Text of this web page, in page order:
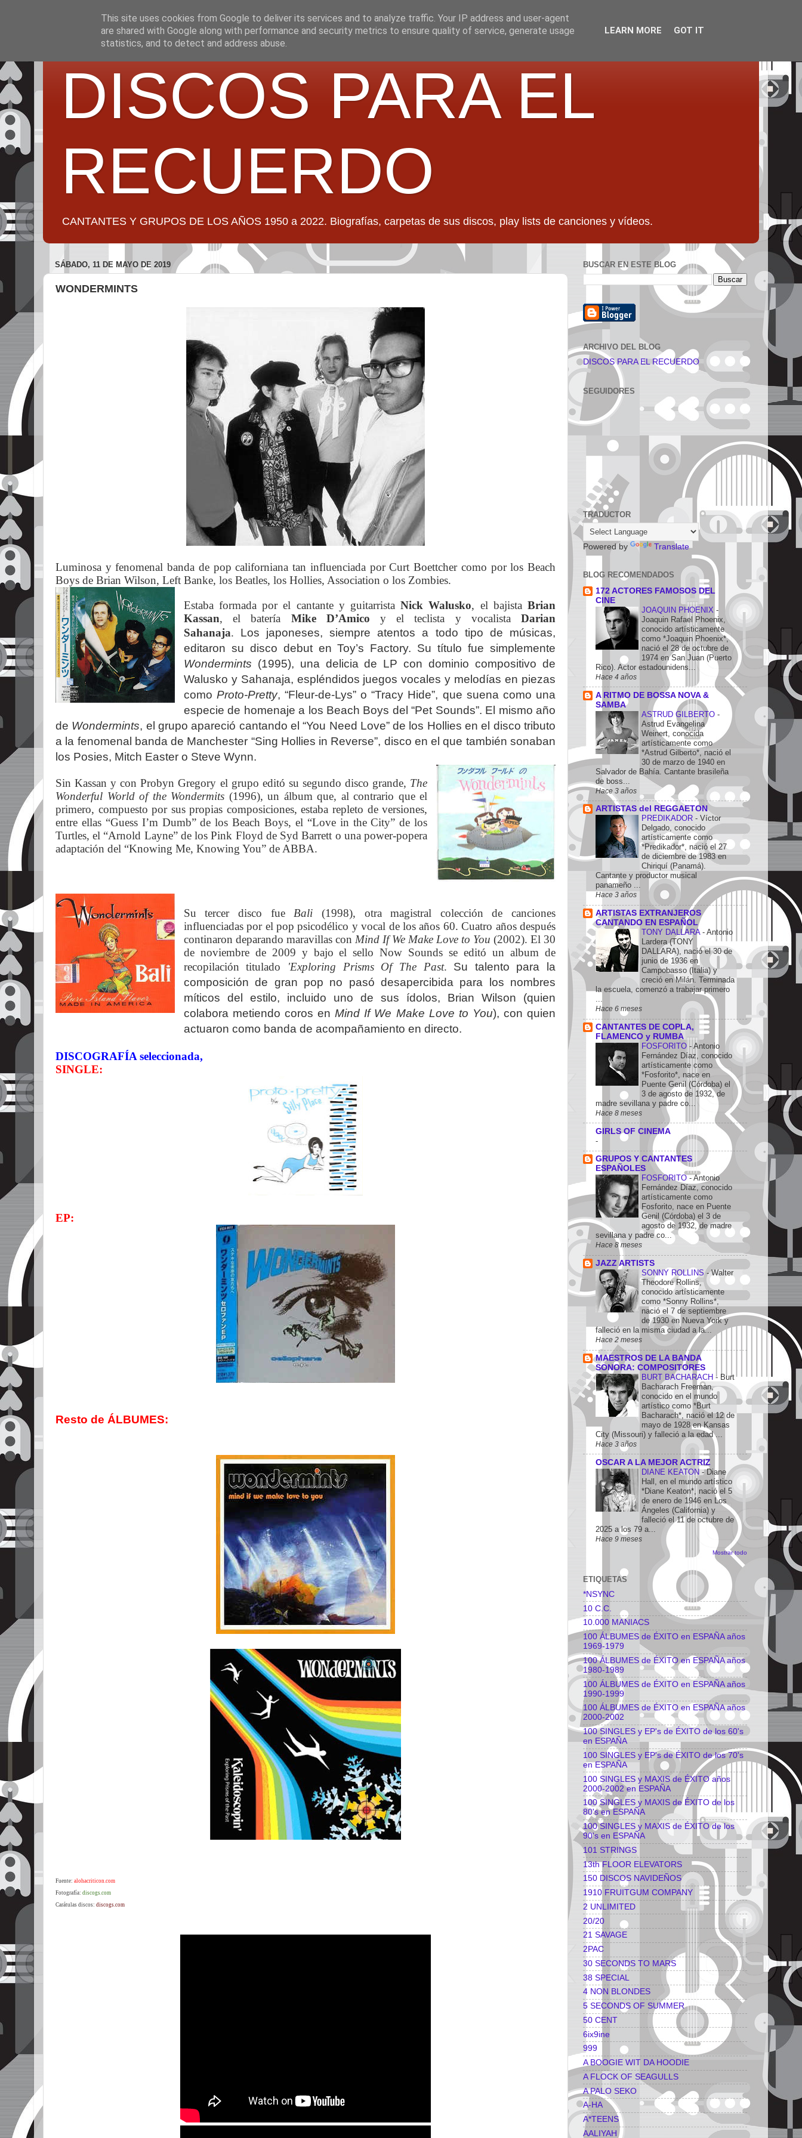
DISCOS PARA EL
RECUERDO
CANTANTES Y GRUPOS DE LOS AÑOS 1950 a 2022. Biografías, carpetas de sus discos, play lists de canciones y vídeos.
SÁBADO, 11 DE MAYO DE 2019
WONDERMINTS
Luminosa y fenomenal banda de pop californiana tan influenciada por Curt Boettcher como por los Beach
Boys de Brian Wilson, Left Banke, los Beatles, los Hollies, Association o los Zombies.
Estaba formada por el cantante y guitarristaNick Walusko, el bajistaBrian
Kassan, el batería Mike D’Amico y el teclista y vocalistaDarian
Sahanaja. Los japoneses, siempre atentos a todo tipo de músicas,
editaron su disco debut en Toy’s Factory. Su título fue simplemente
Wondermints (1995), una delicia de LP con dominio compositivo de
Walusko y Sahanaja, espléndidos juegos vocales y melodías en piezas
como Proto-Pretty, “Fleur-de-Lys” o “Tracy Hide”, que suena como una
especie de homenaje a los Beach Boys del “Pet Sounds”. El mismo año
de Wondermints, el grupo apareció cantando el “You Need Love” de los Hollies en el disco tributo
a la fenomenal banda de Manchester “Sing Hollies in Reverse”, disco en el que también sonaban
los Posies, Mitch Easter o Steve Wynn.
Sin Kassan y con Probyn Gregory el grupo editó su segundo disco grande, The
Wonderful World of the Wondermits (1996), un álbum que, al contrario que el
primero, compuesto por sus propias composiciones, estaba repleto de versiones,
entre ellas “Guess I’m Dumb” de los Beach Boys, el “Love in the City” de los
Turtles, el “Arnold Layne” de los Pink Floyd de Syd Barrett o una power-popera
adaptación del “Knowing Me, Knowing You” de ABBA.
Su tercer disco fue Bali (1998), otra magistral colección de canciones
influenciadas por el pop psicodélico y vocal de los años 60.Cuatro años después
continaron deparando maravillas con Mind If We Make Love to You (2002). El 30
de noviembre de 2009 y bajo el sello Now Sounds se editó un album de
recopilación titulado 'Exploring Prisms Of The Past. Su talento para la
composición de gran pop no pasó desapercibida para los nombres
míticos del estilo, incluido uno de sus ídolos, Brian Wilson (quien
colabora metiendo coros enMind If We Make Love to You), con quien
actuaron como banda de acompañamiento en directo.
DISCOGRAFÍA seleccionada,
SINGLE:
EP:
Resto de ÁLBUMES:
Fuente: alohacriticon.com
Fotografía: discogs.com
Carátulas discos: discogs.com
BUSCAR EN ESTE BLOG
ARCHIVO DEL BLOG
DISCOS PARA EL RECUERDO
SEGUIDORES
TRADUCTOR
Powered by Translate
BLOG RECOMENDADOS
172 ACTORES FAMOSOS DEL
CINE
JOAQUIN PHOENIX -
Joaquin Rafael Phoenix,
conocido artísticamente
como *Joaquin Phoenix*,
nació el 28 de octubre de
1974 en San Juan (Puerto
Rico). Actor estadounidens...
Hace 4 años
A RITMO DE BOSSA NOVA &
SAMBA
ASTRUD GILBERTO -
Astrud Evangelina
Weinert, conocida
artísticamente como
*Astrud Gilberto*, nació el
30 de marzo de 1940 en
Salvador de Bahía. Cantante brasileña
de boss...
Hace 3 años
ARTISTAS del REGGAETON
PREDIKADOR - Víctor
Delgado, conocido
artísticamente como
*Predikador*, nació el 27
de diciembre de 1983 en
Chiriquí (Panamá).
Cantante y productor musical
panameño ...
Hace 3 años
ARTISTAS EXTRANJEROS
CANTANDO EN ESPAÑOL
TONY DALLARA - Antonio
Lardera (TONY
DALLARA), nació el 30 de
junio de 1936 en
Campobasso (Italia) y
creció en Milán. Terminada
la escuela, comenzó a trabajar primero
...
Hace 6 meses
CANTANTES DE COPLA,
FLAMENCO y RUMBA
FOSFORITO - Antonio
Fernández Díaz, conocido
artísticamente como
*Fosforito*, nace en
Puente Genil (Córdoba) el
3 de agosto de 1932, de
madre sevillana y padre co...
Hace 8 meses
GIRLS OF CINEMA
-
GRUPOS Y CANTANTES
ESPAÑOLES
FOSFORITO-Antonio
Fernández Díaz, conocido
artísticamente como
Fosforito, nace en Puente
Genil (Córdoba) el 3 de
agosto de 1932, de madre
sevillana y padre co...
Hace 8 meses
JAZZ ARTISTS
SONNY ROLLINS-Walter
Theodore Rollins,
conocido artísticamente
como *Sonny Rollins*,
nació el 7 de septiembre
de 1930 en Nueva York y
falleció en la misma ciudad a la...
Hace 2 meses
MAESTROS DE LA BANDA
SONORA: COMPOSITORES
BURT BACHARACH - Burt
Bacharach Freeman,
conocido en el mundo
artístico como *Burt
Bacharach*, nació el 12 de
mayo de 1928 en Kansas
City (Missouri) y falleció a la edad ...
Hace 3 años
OSCAR A LA MEJOR ACTRIZ
DIANE KEATON-Diane
Hall, en el mundo artístico
*Diane Keaton*, nació el 5
de enero de 1946 en Los
Ángeles (California) y
falleció el 11 de octubre de
2025 a los 79 a...
Hace 9 meses
Mostrar todo
ETIQUETAS
*NSYNC
10 C.C.
10.000 MANIACS
100 ÁLBUMES de ÉXITO en ESPAÑA años
1969-1979
100 ÁLBUMES de ÉXITO en ESPAÑA años
1980-1989
100 ÁLBUMES de ÉXITO en ESPAÑA años
1990-1999
100 ÁLBUMES de ÉXITO en ESPAÑA años
2000-2002
100 SINGLES y EP's de ÉXITO de los 60's
en ESPAÑA
100 SINGLES y EP's de ÉXITO de los 70's
en ESPAÑA
100 SINGLES y MAXIS de ÉXITO años
2000-2002 en ESPAÑA
100 SINGLES y MAXIS de ÉXITO de los
80's en ESPAÑA
100 SINGLES y MAXIS de ÉXITO de los
90's en ESPAÑA
101 STRINGS
13th FLOOR ELEVATORS
150 DISCOS NAVIDEÑOS
1910 FRUITGUM COMPANY
2 UNLIMITED
20/20
21 SAVAGE
2PAC
30 SECONDS TO MARS
38 SPECIAL
4 NON BLONDES
5 SECONDS OF SUMMER
50 CENT
6ix9ine
999
A BOOGIE WIT DA HOODIE
A FLOCK OF SEAGULLS
A PALO SEKO
A-HA
A*TEENS
AALIYAH
This site uses cookies from Google to deliver its services and to analyze traffic. Your IP address and user-agent
are shared with Google along with performance and security metrics to ensure quality of service, generate usage
statistics, and to detect and address abuse.
LEARN MORE GOT IT